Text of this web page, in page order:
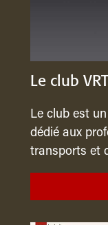
Le club VRT
Le club est
dédié aux
transports et